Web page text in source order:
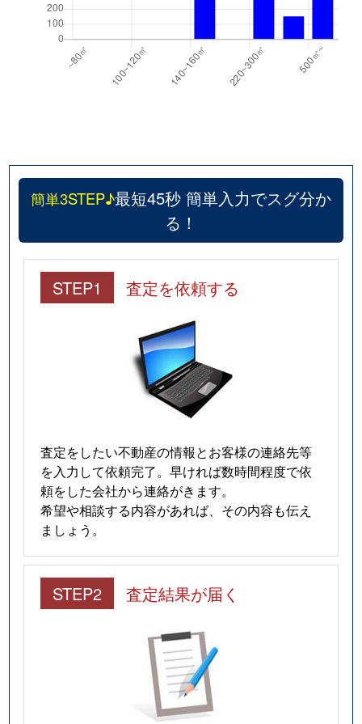
簡単3STEP♪最短45秒 簡単入力でスグ分か
る！
STEP1 査定を依頼する
査定をしたい不動産の情報とお客様の連絡先等
を入力して依頼完了。早ければ数時間程度で依
頼をした会社から連絡がきます。
希望や相談する内容があれば、その内容も伝え
ましょう。
STEP2 査定結果が届く